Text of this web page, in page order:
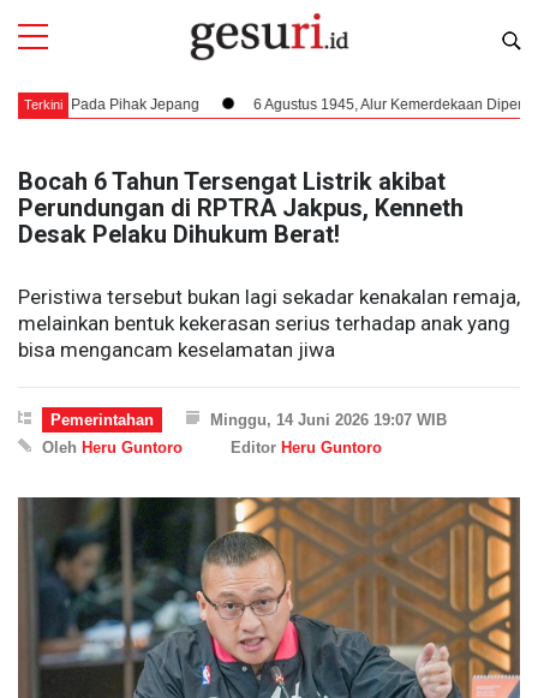
Terkini
Pihak Jepang 6 Agustus 1945, Alur Kemerdekaan Dipercepat: Bung
Bocah 6 Tahun Tersengat Listrik akibat
Perundungan di RPTRA Jakpus, Kenneth
Desak Pelaku Dihukum Berat!
Peristiwa tersebut bukan lagi sekadar kenakalan remaja,
melainkan bentuk kekerasan serius terhadap anak yang
bisa mengancam keselamatan jiwa
Pemerintahan
Minggu, 14 Juni 2026 19:07 WIB
Oleh Heru Guntoro Editor Heru Guntoro